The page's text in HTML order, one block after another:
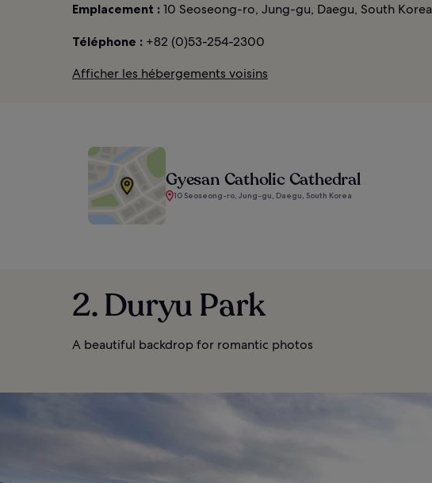
Emplacement : 10 Seoseong-ro, Jung-gu, Daegu, South Korea
Téléphone : +82 (0)53-254-2300
Afficher les hébergements voisins
Gyesan Catholic Cathedral
10 Seoseong-ro, Jung-gu, Daegu, South Korea
2. Duryu Park
A beautiful backdrop for romantic photos